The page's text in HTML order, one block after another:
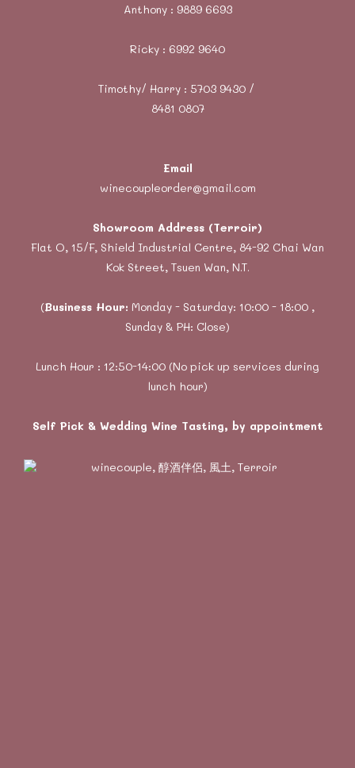
Anthony : 9889 6693
Ricky : 6992 9640
Timothy/ Harry : 5703 9430 /
8481 0807
Email
winecoupleorder@gmail.com
Showroom Address (Terroir)
Flat O, 15/F, Shield Industrial Centre, 84-92 Chai Wan
Kok Street, Tsuen Wan, N.T.
(Business Hour: Monday - Saturday: 10:00 - 18:00 ,
Sunday & PH: Close)
Lunch Hour : 12:50-14:00 (No pick up services during
lunch hour)
Self Pick & Wedding Wine Tasting, by appointment